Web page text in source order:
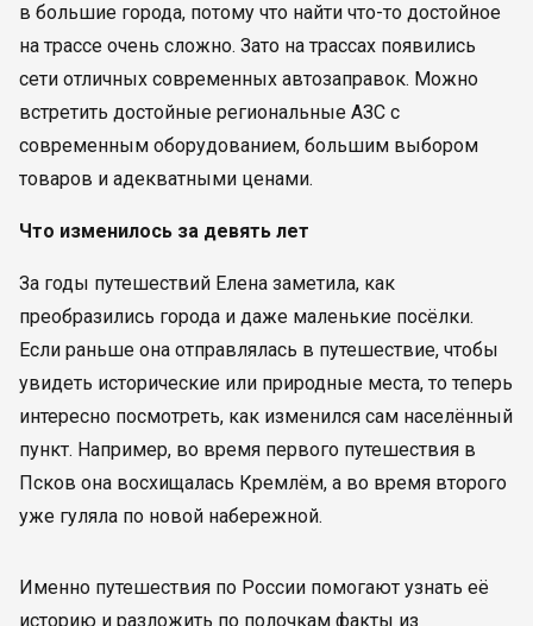
в большие города, потому что найти что-то достойное
на трассе очень сложно. Зато на трассах появились
сети отличных современных автозаправок. Можно
встретить достойные региональные АЗС с
современным оборудованием, большим выбором
товаров и адекватными ценами.
Что изменилось за девять лет
За годы путешествий Елена заметила, как
преобразились города и даже маленькие посёлки.
Если раньше она отправлялась в путешествие, чтобы
увидеть исторические или природные места, то теперь
интересно посмотреть, как изменился сам населённый
пункт. Например, во время первого путешествия в
Псков она восхищалась Кремлём, а во время второго
уже гуляла по новой набережной.
Именно путешествия по России помогают узнать её
историю и разложить по полочкам факты из